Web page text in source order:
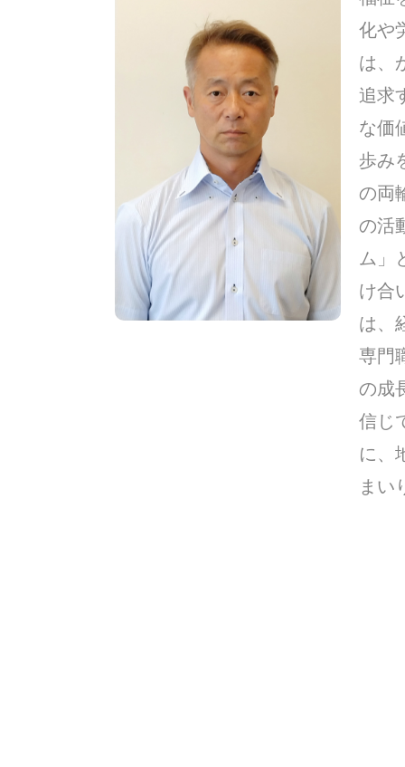
化や
は、
追求
な価
歩み
の両
の活
ム」
け合
は、
専門
の成
信じ
に、
まい